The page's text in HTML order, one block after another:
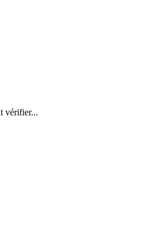
vérifier...